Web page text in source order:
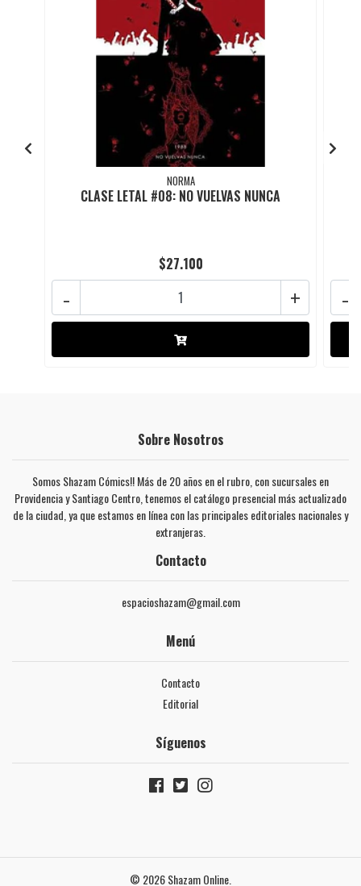
NORMA
CLASE LETAL #08: NO VUELVAS NUNCA
$27.100
+
- -
Sobre Nosotros
Somos Shazam Cómics!! Más de 20 años en el rubro, con sucursales en
Providencia y Santiago Centro, tenemos el catálogo presencial más actualizado
de la ciudad, ya que estamos en línea con las principales editoriales nacionales y
extranjeras.
Contacto
espacioshazam@gmail.com
Menú
Contacto
Editorial
Síguenos
© 2026 Shazam Online.